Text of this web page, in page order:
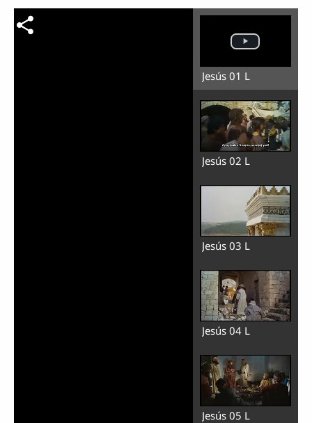
Jesús 01 L
Jesús 02 L
Jesús 03 L
Jesús 04 L
Jesús 05 L